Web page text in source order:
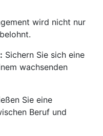
wird nicht nur
Sichern Sie sich eine
wachsenden
Sie eine
Beruf und